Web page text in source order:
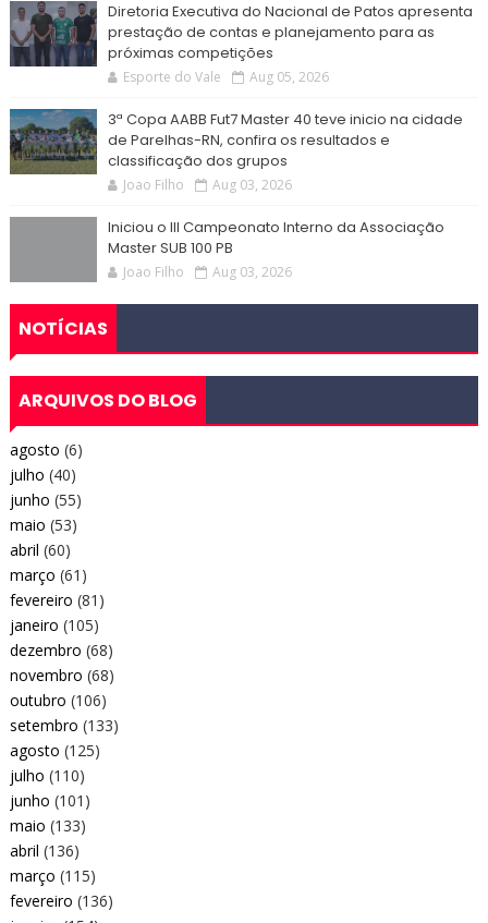
Diretoria Executiva do Nacional de Patos apresenta
prestação de contas e planejamento para as
próximas competições
Esporte do Vale Aug 05, 2026
3ª Copa AABB Fut7 Master 40 teve inicio na cidade
de Parelhas-RN, confira os resultados e
classificação dos grupos
Joao Filho Aug 03, 2026
Iniciou o III Campeonato Interno da Associação
Master SUB 100 PB
Joao Filho Aug 03, 2026
NOTÍCIAS
ARQUIVOS DO BLOG
agosto (6)
julho (40)
junho (55)
maio (53)
abril (60)
março (61)
fevereiro (81)
janeiro (105)
dezembro (68)
novembro (68)
outubro (106)
setembro (133)
agosto (125)
julho (110)
junho (101)
maio (133)
abril (136)
março (115)
fevereiro (136)